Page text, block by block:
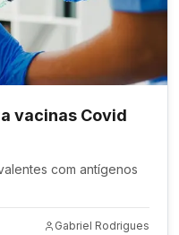
vacinas Covid
com antígenos
Gabriel Rodrigues